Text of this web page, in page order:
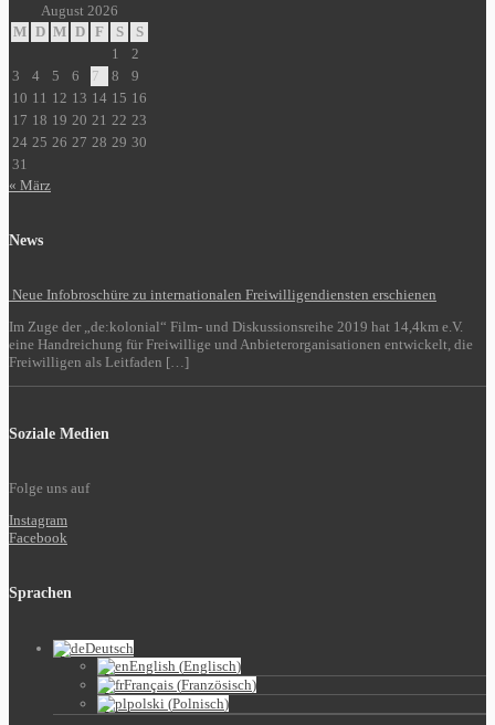
August 2026
M D M D F S
S
1
2
3
4 5 6 7 8
9
10 11 12 13 14 15 16
17 18 19 20 21 22 23
24 25 26 27 28 29 30
31
« März
News
Neue Infobroschüre zu internationalen Freiwilligendiensten erschienen
Im Zuge der „de:kolonial“ Film- und Diskussionsreihe 2019 hat 14,4km e.V.
eine Handreichung für Freiwillige und Anbieterorganisationen entwickelt, die
Freiwilligen als Leitfaden […]
Soziale Medien
Folge uns auf
Instagram
Facebook
Sprachen
Deutsch
English (Englisch)
Français (Französisch)
polski (Polnisch)